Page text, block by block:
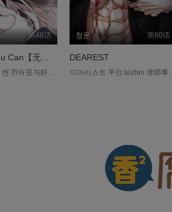
第48话 第60话
청운
DEAREST